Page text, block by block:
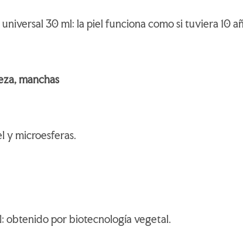
30 ml: la piel funciona como si tuviera 10
manchas
y microesferas.
obtenido por biotecnología vegetal.